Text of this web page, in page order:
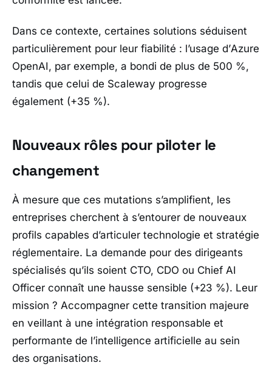
Dans ce contexte, certaines solutions séduisent
particulièrement pour leur fiabilité : l’usage d’Azure
OpenAI, par exemple, a bondi de plus de 500 %,
tandis que celui de Scaleway progresse
également (+35 %).
Nouveaux rôles pour piloter le
changement
À mesure que ces mutations s’amplifient, les
entreprises cherchent à s’entourer de nouveaux
profils capables d’articuler technologie et stratégie
réglementaire. La demande pour des dirigeants
spécialisés qu’ils soient CTO, CDO ou Chief AI
Officer connaît une hausse sensible (+23 %). Leur
mission ? Accompagner cette transition majeure
en veillant à une intégration responsable et
performante de l’intelligence artificielle au sein
des organisations.